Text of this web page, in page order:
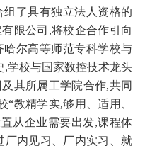
了具有独立法人资格的
限公司,将校企合作引向
尔高等师范专科学校与
,学校与国家数控技术龙头
其所属工学院合作,共同
教精学实,够用、适用、
从企业需要出发,课程体
厂内见习、厂内实习、就